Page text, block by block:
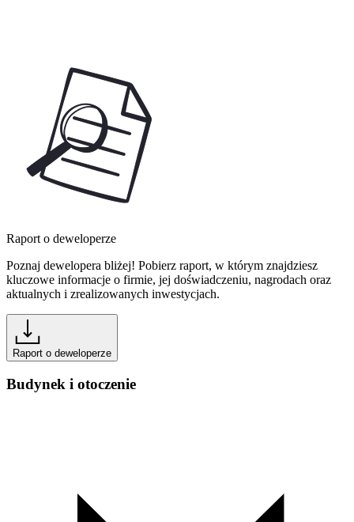
Raport o deweloperze
Poznaj dewelopera bliżej! Pobierz raport, w którym znajdziesz
kluczowe informacje o firmie, jej doświadczeniu, nagrodach oraz
aktualnych i zrealizowanych inwestycjach.
Raport o deweloperze
Budynek i otoczenie